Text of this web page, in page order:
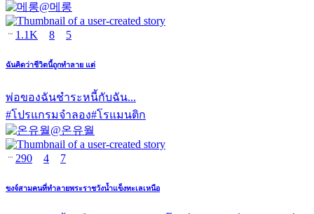
@메롱
1.1K 8 5
ฉันคิดว่าชีวิตนี้ถูกทำลาย แต่
พ่อของฉันชำระหนี้กับฉัน...
#โปรแกรมจำลอง#โรแมนติก
@온유월
290 4 7
ขงจ์สามคนที่ทำลายพระราชวังน้ำแข็งทะเลเหนือ